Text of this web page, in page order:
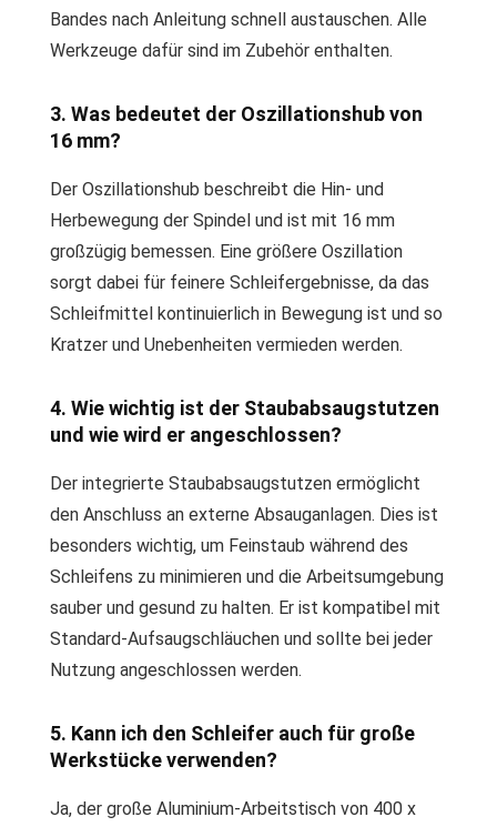
Bandes nach Anleitung schnell austauschen. Alle
Werkzeuge dafür sind im Zubehör enthalten.
3. Was bedeutet der Oszillationshub von
16 mm?
Der Oszillationshub beschreibt die Hin- und
Herbewegung der Spindel und ist mit 16 mm
großzügig bemessen. Eine größere Oszillation
sorgt dabei für feinere Schleifergebnisse, da das
Schleifmittel kontinuierlich in Bewegung ist und so
Kratzer und Unebenheiten vermieden werden.
4. Wie wichtig ist der Staubabsaugstutzen
und wie wird er angeschlossen?
Der integrierte Staubabsaugstutzen ermöglicht
den Anschluss an externe Absauganlagen. Dies ist
besonders wichtig, um Feinstaub während des
Schleifens zu minimieren und die Arbeitsumgebung
sauber und gesund zu halten. Er ist kompatibel mit
Standard-Aufsaugschläuchen und sollte bei jeder
Nutzung angeschlossen werden.
5. Kann ich den Schleifer auch für große
Werkstücke verwenden?
Ja, der große Aluminium-Arbeitstisch von 400 x